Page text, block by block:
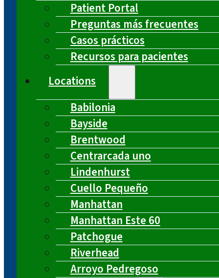
Patient Portal
Preguntas más frecuentes
Casos prácticos
Recursos para pacientes
Locations
Babilonia
Bayside
Brentwood
Centrarcada uno
Lindenhurst
Cuello Pequeño
Manhattan
Manhattan Este 60
Patchogue
Riverhead
Arroyo Pedregoso